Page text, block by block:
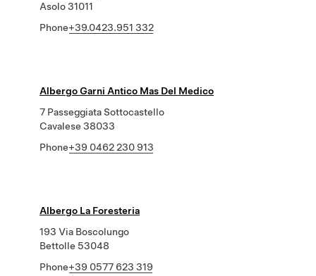
Asolo 31011
Phone+39.0423.951 332
Albergo Garni Antico Mas Del Medico
7 Passeggiata Sottocastello
Cavalese 38033
Phone+39 0462 230 913
Albergo La Foresteria
193 Via Boscolungo
Bettolle 53048
Phone+39 0577 623 319